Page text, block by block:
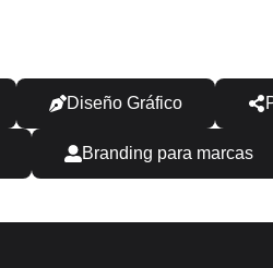
Diseño Gráfico
Branding para marcas